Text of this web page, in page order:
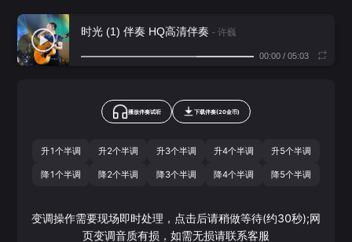
时光 (1) 伴奏 HQ高清伴奏 - 许巍
00:00/ 05:03
播放伴奏试听 下载伴奏(20金币)
升1个半调 升2个半调 升3个半调 升4个半调 升5个半调
降1个半调 降2个半调 降3个半调 降4个半调 降5个半调
变调操作需要现场即时处理，点击后请稍做等待(约30秒);网
页变调音质有损，如需无损请联系客服